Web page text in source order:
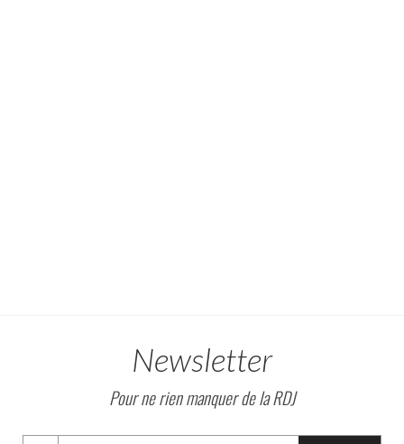
Newsletter
Pour ne rien manquer de la RDJ